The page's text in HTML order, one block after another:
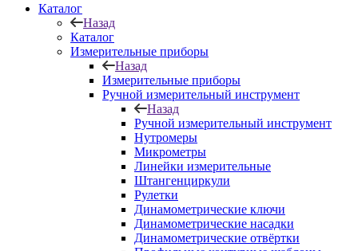
Каталог
Назад
Каталог
Измерительные приборы
Назад
Измерительные приборы
Ручной измерительный инструмент
Назад
Ручной измерительный инструмент
Нутромеры
Микрометры
Линейки измерительные
Штангенциркули
Рулетки
Динамометрические ключи
Динамометрические насадки
Динамометрические отвёртки